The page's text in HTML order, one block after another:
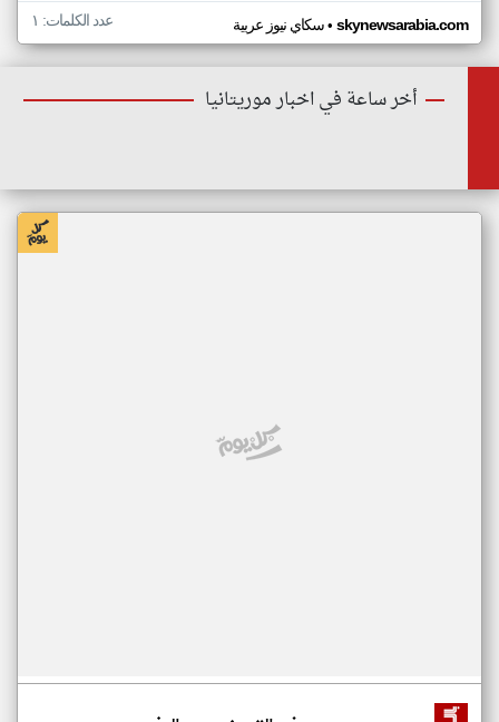
سكاي نيوز عربية• skynewsarabia.com عدد الكلمات: ١
أخر ساعة في اخبار موريتانيا